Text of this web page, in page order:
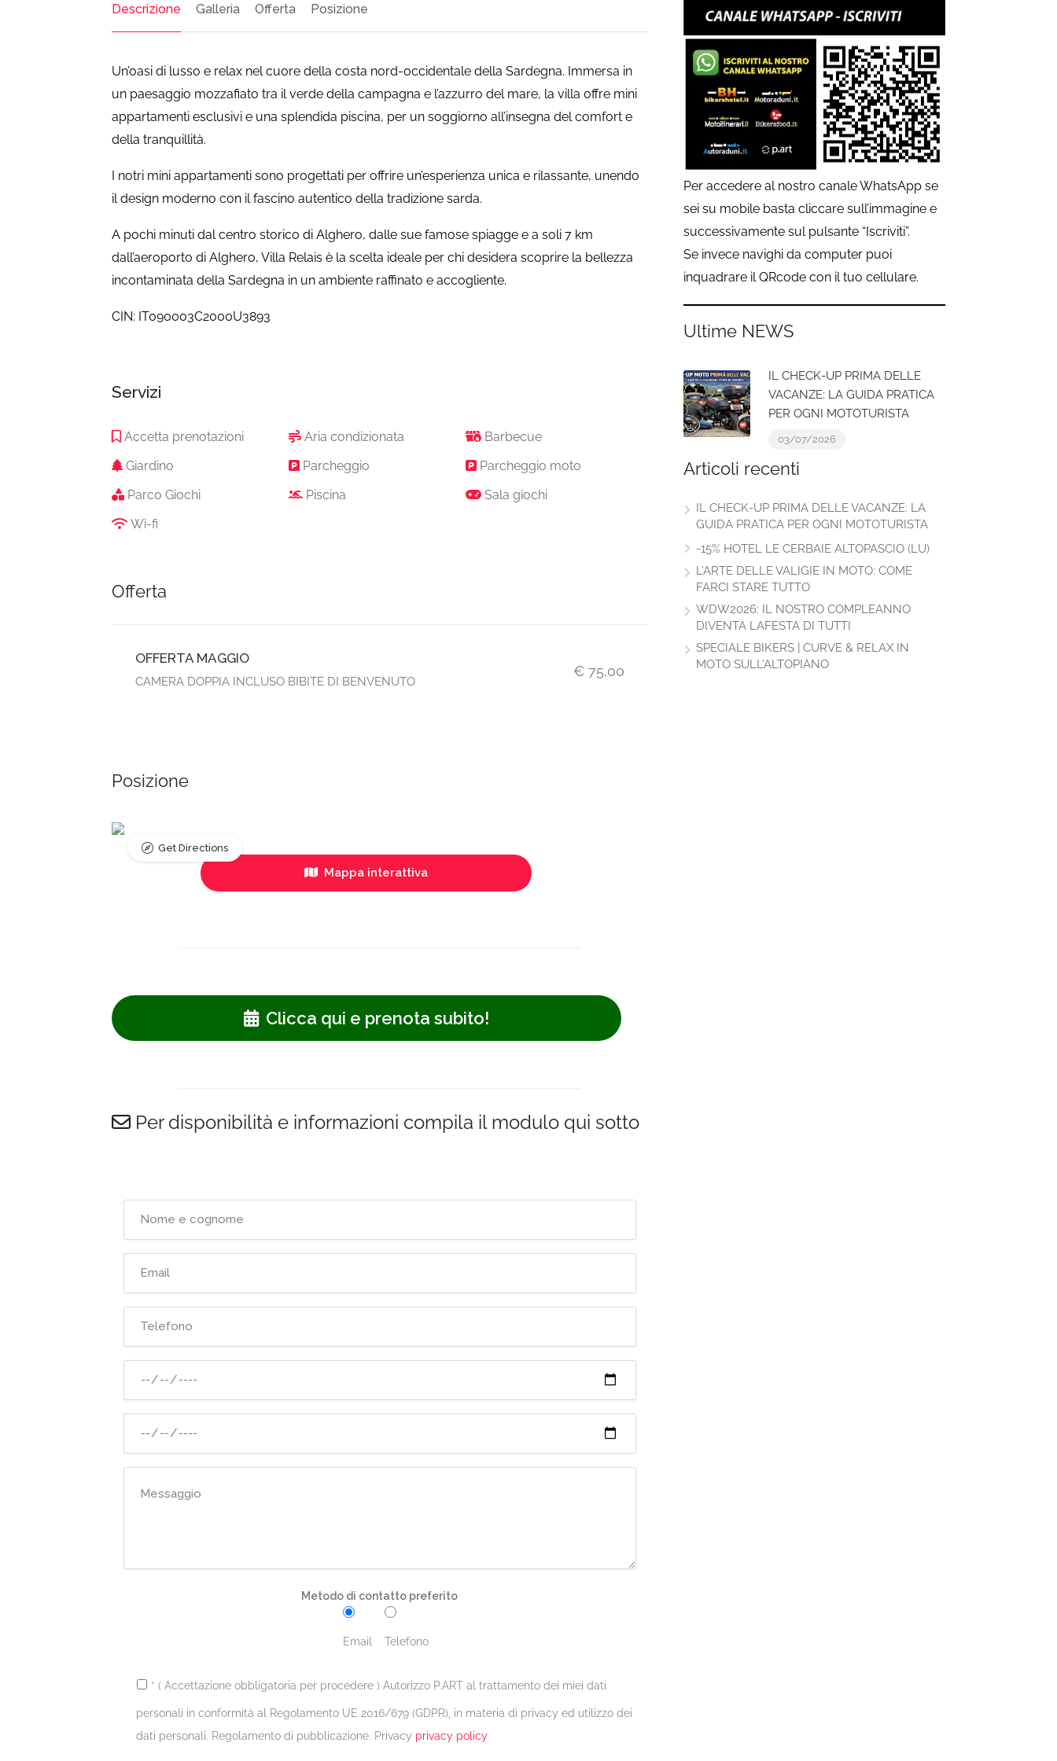
Descrizione Galleria Offerta Posizione
Un’oasi di lusso e relax nel cuore della costa nord-occidentale della Sardegna. Immersa in
un paesaggio mozzafiato tra il verde della campagna e l’azzurro del mare, la villa offre mini
appartamenti esclusivi e una splendida piscina, per un soggiorno all’insegna del comfort e
della tranquillità.
I notri mini appartamenti sono progettati per offrire un’esperienza unica e rilassante, unendo
il design moderno con il fascino autentico della tradizione sarda.
A pochi minuti dal centro storico di Alghero, dalle sue famose spiagge e a soli 7 km
dall’aeroporto di Alghero, Villa Relais è la scelta ideale per chi desidera scoprire la bellezza
incontaminata della Sardegna in un ambiente raffinato e accogliente.
CIN: IT090003C2000U3893
Servizi
Accetta prenotazioni Aria condizionata
Barbecue
Giardino
Parcheggio
Parcheggio moto
Parco Giochi
Piscina
Sala giochi
Wi-fi
Offerta
OFFERTA MAGGIO
CAMERA DOPPIA INCLUSO BIBITE DI BENVENUTO
€ 75,00
Posizione
Mappa interattiva
Get Directions
Clicca qui e prenota subito!
Per disponibilità e informazioni compila il modulo qui sotto
Metodo di contatto preferito
Email Telefono
* ( Accettazione obbligatoria per procedere ) Autorizzo P.ART al trattamento dei miei dati
personali in conformità al Regolamento UE 2016/679 (GDPR), in materia di privacy ed utilizzo dei
dati personali. Regolamento di pubblicazione. Privacy privacy policy
Per accedere al nostro canale WhatsApp se
sei su mobile basta cliccare sull’immagine e
successivamente sul pulsante “Iscriviti”.
Se invece navighi da computer puoi
inquadrare il QRcode con il tuo cellulare.
Ultime NEWS
IL CHECK-UP PRIMA DELLE
VACANZE: LA GUIDA PRATICA
PER OGNI MOTOTURISTA
03/07/2026
Articoli recenti
IL CHECK-UP PRIMA DELLE VACANZE: LA
GUIDA PRATICA PER OGNI MOTOTURISTA
-15% HOTEL LE CERBAIE ALTOPASCIO (LU)
L’ARTE DELLE VALIGIE IN MOTO: COME
FARCI STARE TUTTO
WDW2026: IL NOSTRO COMPLEANNO
DIVENTA LAFESTA DI TUTTI
SPECIALE BIKERS | CURVE & RELAX IN
MOTO SULL’ALTOPIANO